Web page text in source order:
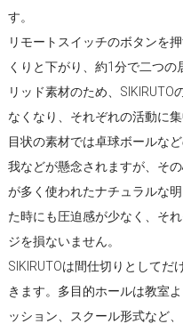
す。
リモートスイッチのボタンを
くりと下がり、約1分で二つ
リッド素材のため、SIKIRUTO
なくなり、それぞれの活動に
目状の素材では卓球ボールな
我などが懸念されますが、そ
が多く使われたナチュラルな
た時にも圧迫感が少なく、そ
ジを損ないません。
SIKIRUTOは間仕切りとして
きます。多目的ホールは教室
ッション、スクール形式など